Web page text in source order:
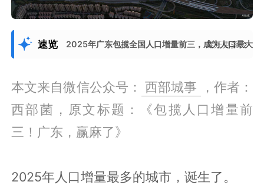
速览 2025年广东包揽全国人口增量前三，成为人口最大
展开更多
本文来自微信公众号： 西部城事
，作者：
西部菌，原文标题：《包揽人口增量前
三！广东，赢麻了》
2025年人口增量最多的城市，诞生了。